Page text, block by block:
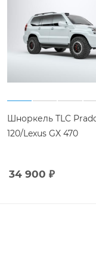
Шноркель TLC
120/Lexus GX 470
34 900 ₽